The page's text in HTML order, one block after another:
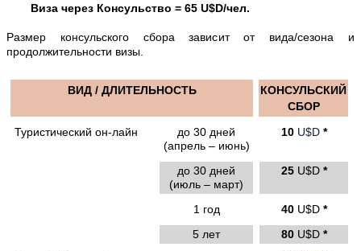
Виза через Консульство = 65 U$D/чел.
Размер консульского сбора зависит от вида/сезона и
продолжительности визы.
ВИД / ДЛИТЕЛЬНОСТЬ
КОНСУЛЬСКИЙ
СБОР
Туристический он-лайн
до 30 дней
(апрель – июнь)
10U$D *
до 30 дней
(июль – март)
25U$D *
1 год 40U$D *
5 лет
80U$D *